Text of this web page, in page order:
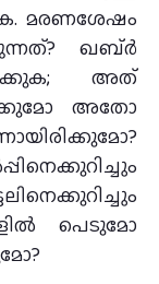
മരണശേഷം
ഖബ്ര്‍
അത്
അതോ
പെടുമോ